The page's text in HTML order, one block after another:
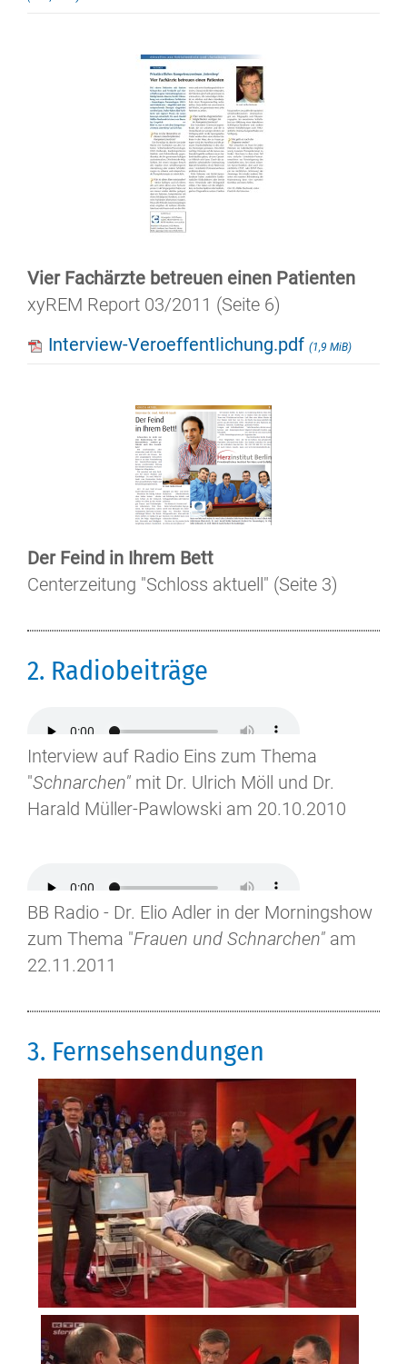
Vier Fachärzte betreuen einen Patienten
xyREM Report 03/2011 (Seite 6)
Interview-Veroeffentlichung.pdf (1,9 MiB)
Der Feind in Ihrem Bett
Centerzeitung "Schloss aktuell" (Seite 3)
2. Radiobeiträge
Interview auf Radio Eins zum Thema
"Schnarchen" mit Dr. Ulrich Möll und Dr.
Harald Müller-Pawlowski am 20.10.2010
BB Radio - Dr. Elio Adler in der Morningshow
zum Thema "Frauen und Schnarchen" am
22.11.2011
3. Fernsehsendungen